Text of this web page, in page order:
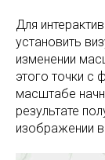
Для
установить
изменении
этого точки с
масштабе
результате
изображении в